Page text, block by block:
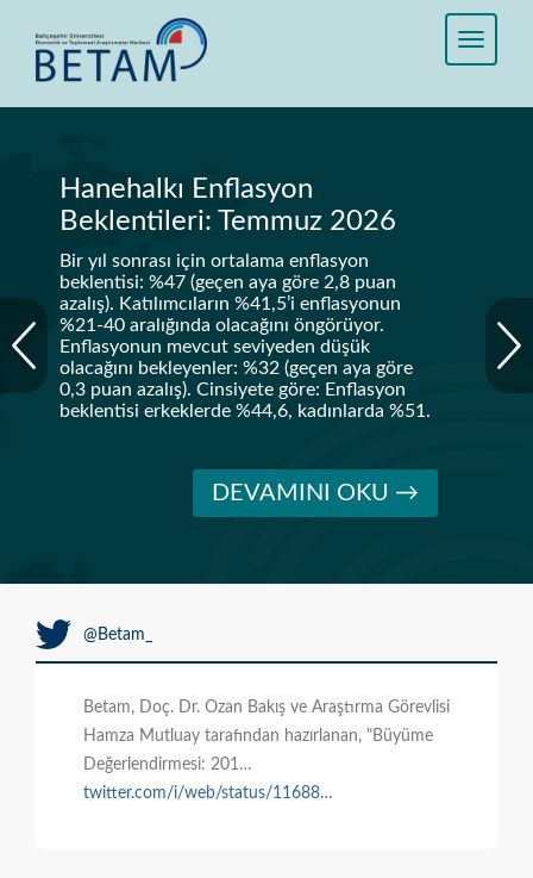
Hanehalkı Enflasyon
Beklentileri: Temmuz 2026
Bir yıl sonrası için ortalama enflasyon
beklentisi: %47 (geçen aya göre 2,8 puan
azalış). Katılımcıların %41,5’i enflasyonun
%21-40 aralığında olacağını öngörüyor.
Enflasyonun mevcut seviyeden düşük
olacağını bekleyenler: %32 (geçen aya göre
0,3 puan azalış). Cinsiyete göre: Enflasyon
beklentisi erkeklerde %44,6, kadınlarda %51.
DEVAMINI OKU →
@Betam_
Betam, Doç. Dr. Ozan Bakış ve Araştırma Görevlisi
Hamza Mutluay tarafından hazırlanan, "Büyüme
Değerlendirmesi: 201…
twitter.com/i/web/status/11688…